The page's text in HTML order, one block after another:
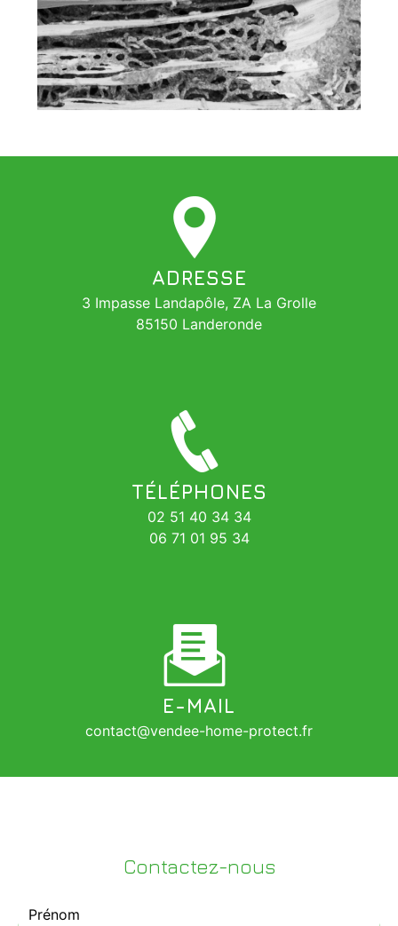
ADRESSE
3 Impasse Landapôle, ZA La Grolle
85150 Landeronde
TÉLÉPHONES
02 51 40 34 34
06 71 01 95 34
E-MAIL
contact@vendee-home-protect.fr
Contactez-nous